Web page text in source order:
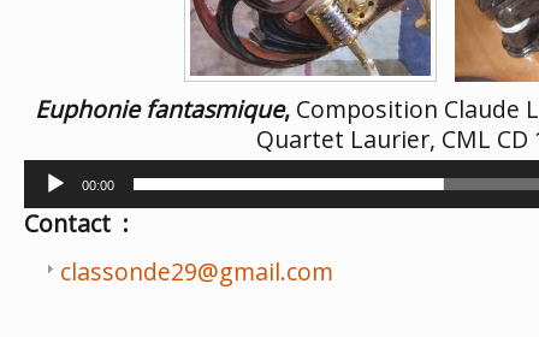
Euphonie fantasmique, Composition Claude
Quartet Laurier, CML CD
Lecteur
audio
00:00
Contact :
classonde29@gmail.com